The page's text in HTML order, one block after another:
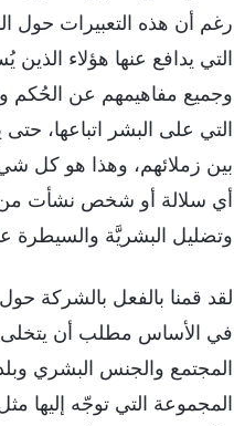
رغم أن هذه التعبيرات حول
التي يدافع عنها هؤلاء
وجميع مفاهيمهم عن الحُكم
التي على البشر اتباعها،
بين زملائهم، وهذا هو كل
أي سلالة أو شخص نشأت من
وتضليل البشريَّة والسيطرة
لقد قمنا بالفعل بالشركة
في الأساس مطلب أن يتخلى
المجتمع والجنس البشري
المجموعة التي توجّه إليها